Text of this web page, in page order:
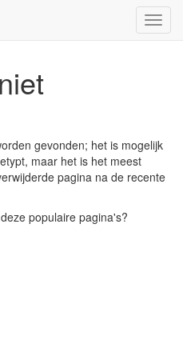
gevonden; het is mogelijk
maar het is het meest
pagina na de recente
populaire pagina's?